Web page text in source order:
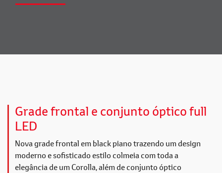
Grade frontal e conjunto óptico full
LED
Nova grade frontal em black piano trazendo um design
moderno e sofisticado estilo colmeia com toda a
elegância de um Corolla, além de conjunto óptico